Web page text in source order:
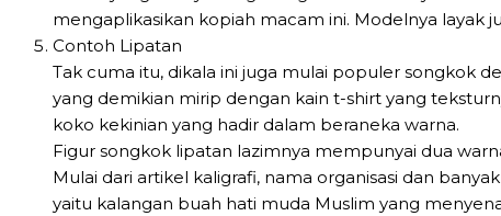
mengaplikasikan kopiah macam ini. Modelnya layak
Contoh Lipatan
Tak cuma itu, dikala ini juga mulai populer songkok
yang demikian mirip dengan kain t-shirt yang
koko kekinian yang hadir dalam beraneka warna.
Figur songkok lipatan lazimnya mempunyai dua
Mulai dari artikel kaligrafi, nama organisasi dan
yaitu kalangan buah hati muda Muslim yang